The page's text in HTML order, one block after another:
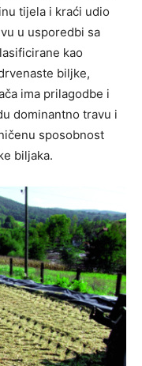
tijela i kraći udio
u usporedbi sa
kao
biljke,
ima prilagodbe i
dominantno travu i
sposobnost
biljaka.